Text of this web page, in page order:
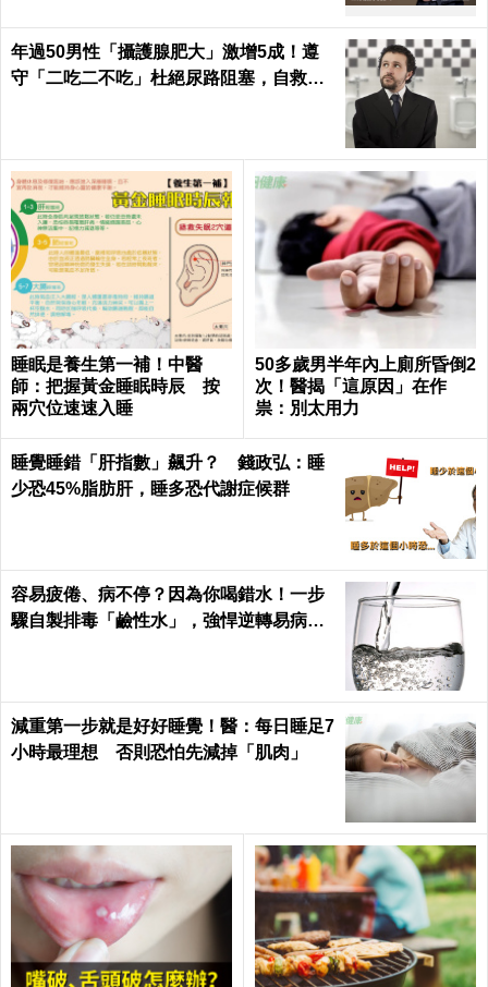
年過50男性「攝護腺肥大」激增5成！遵
守「二吃二不吃」杜絕尿路阻塞，自救下
睡眠是養生第一補！中醫
師：把握黃金睡眠時辰 按
兩穴位速速入睡
50多歲男半年內上廁所昏倒2
次！醫揭「這原因」在作
祟：別太用力
睡覺睡錯「肝指數」飆升？ 錢政弘：睡
少恐45%脂肪肝，睡多恐代謝症候群
容易疲倦、病不停？因為你喝錯水！一步
驟自製排毒「鹼性水」，強悍逆轉易病、
減重第一步就是好好睡覺！醫：每日睡足7
小時最理想 否則恐怕先減掉「肌肉」